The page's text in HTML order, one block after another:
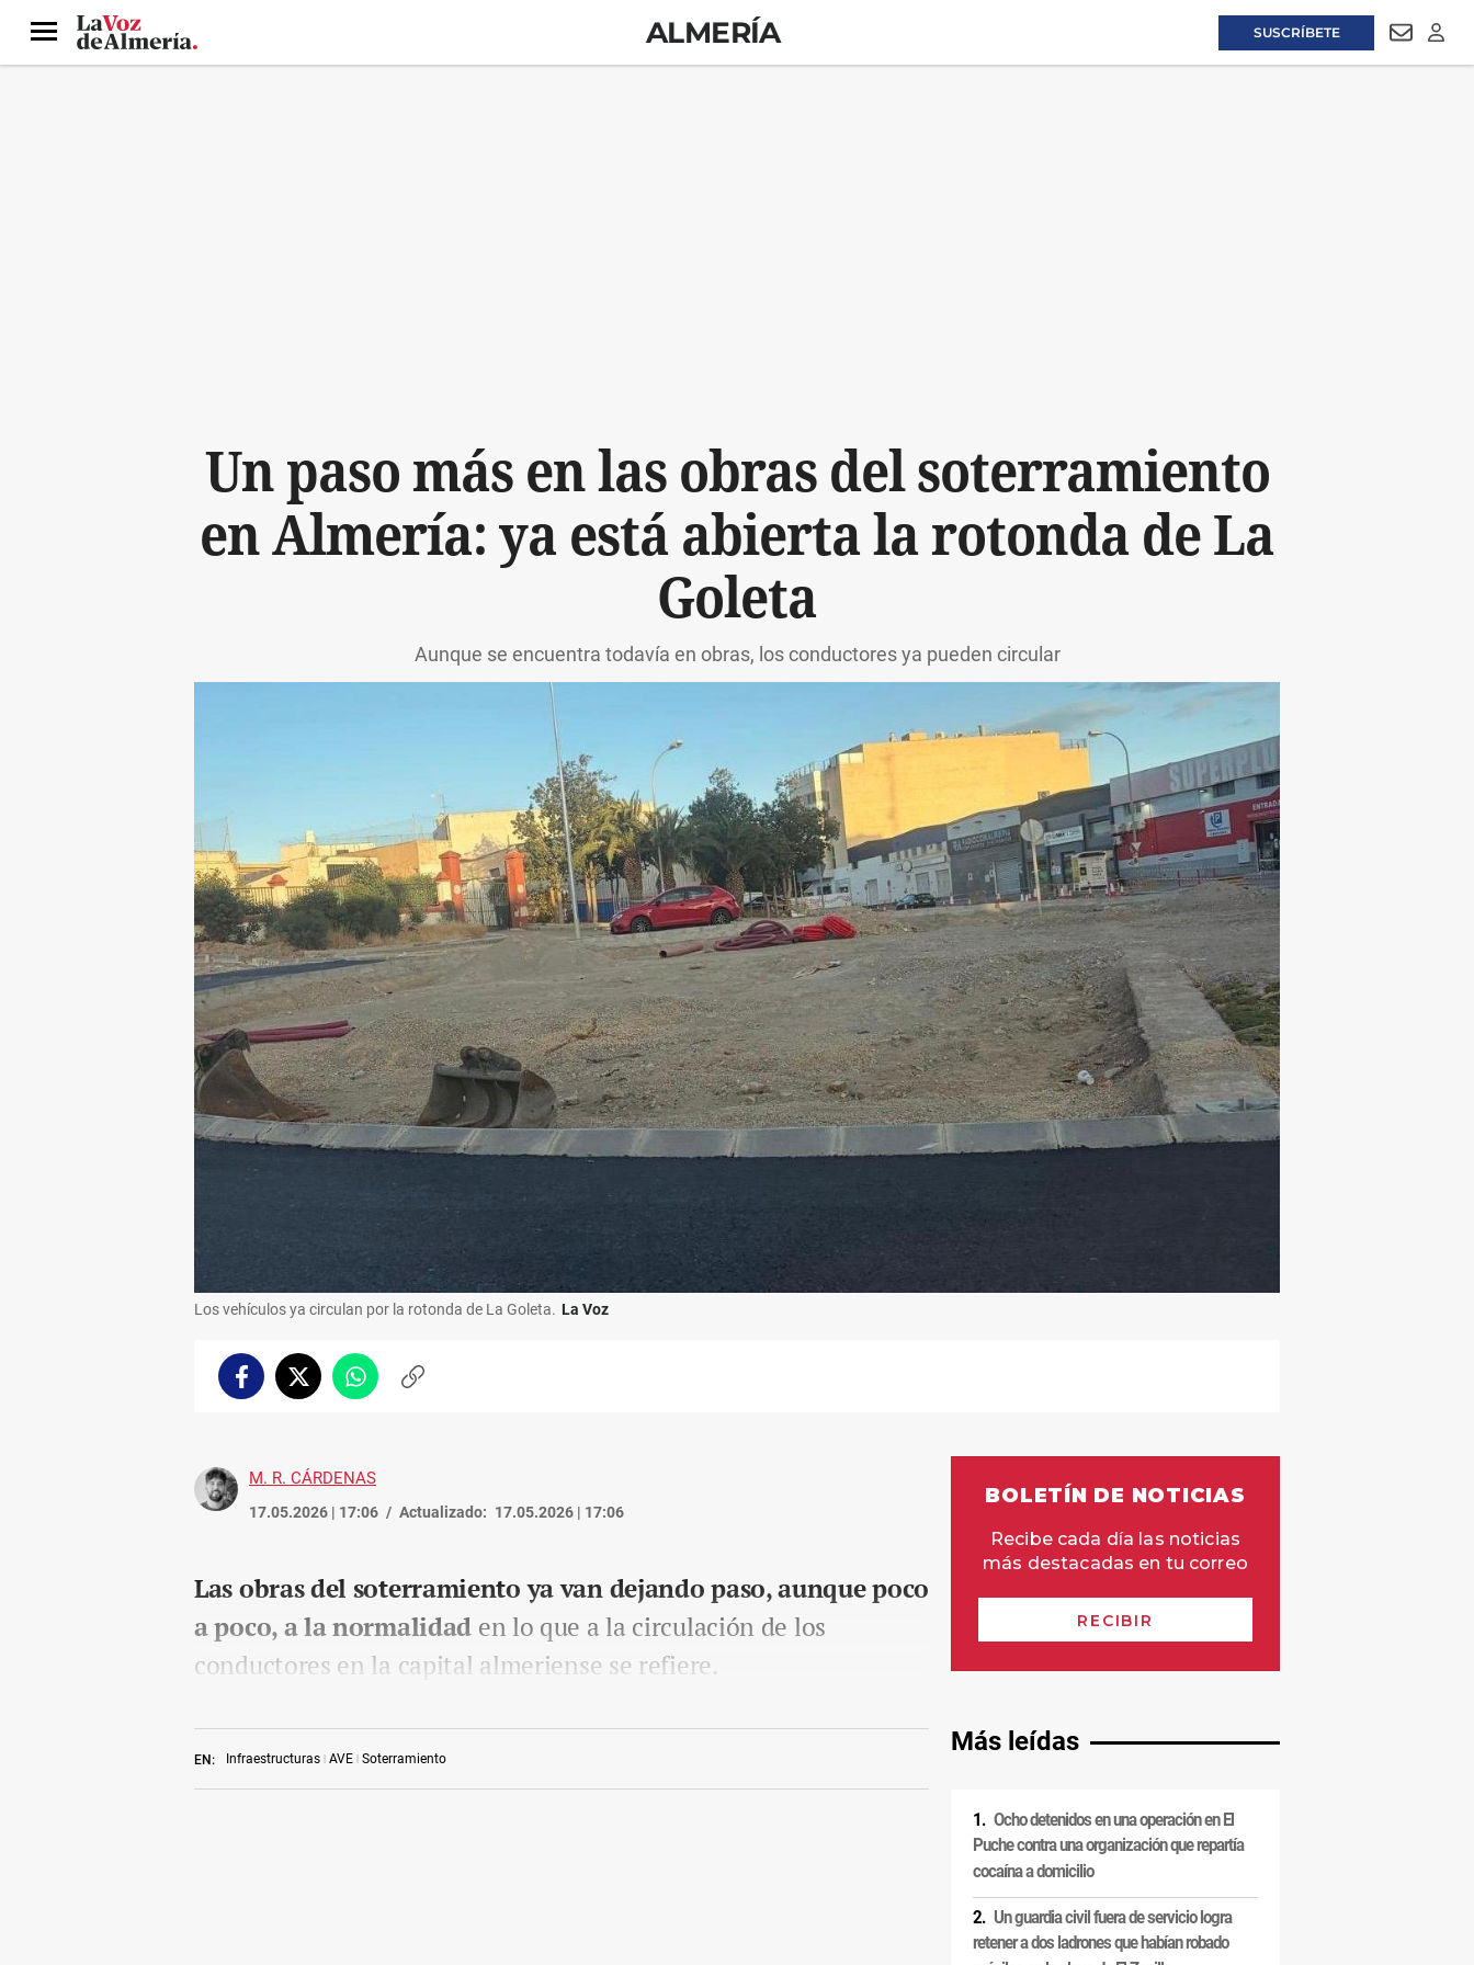
SUSCRÍBETE
Menú ALMERÍA
Un paso más en las obras del soterramiento
en Almería: ya está abierta la rotonda de La
Goleta
Aunque se encuentra todavía en obras, los conductores ya pueden circular
Los vehículos ya circulan por la rotonda de La Goleta. La Voz
FacebookTwitterWhatsappCopiar
M. R. CÁRDENAS
17.05.2026 | 17:06 Actualizado: 17.05.2026 | 17:06
EN: Infraestructuras AVE Soterramiento
Las obras del soterramiento ya van dejando paso, aunque poco
a poco, a la normalidad en lo que a la circulación de los
conductores en la capital almeriense se refiere.
Más leídas
Ocho detenidos en una operación en El
Puche contra una organización que repartía
cocaína a domicilio
Un guardia civil fuera de servicio logra
retener a dos ladrones que habían robado